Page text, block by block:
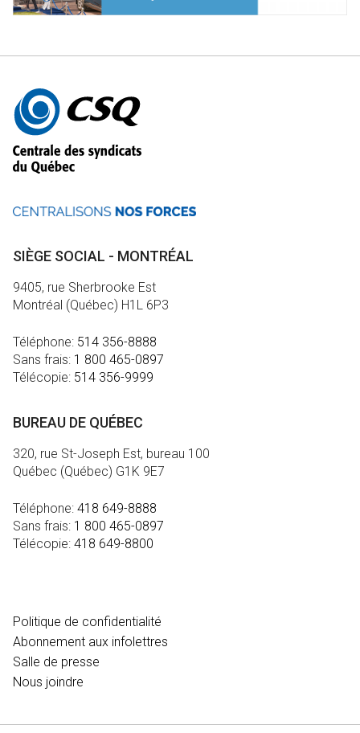
Autres
informations
SIÈGE SOCIAL - MONTRÉAL
9405, rue Sherbrooke Est
Montréal (Québec) H1L 6P3
Téléphone: 514 356-8888
Sans frais: 1 800 465-0897
Télécopie: 514 356-9999
BUREAU DE QUÉBEC
320, rue St-Joseph Est, bureau 100
Québec (Québec) G1K 9E7
Téléphone: 418 649-8888
Sans frais: 1 800 465-0897
Télécopie: 418 649-8800
Politique de confidentialité
Abonnement aux infolettres
Salle de presse
Nous joindre